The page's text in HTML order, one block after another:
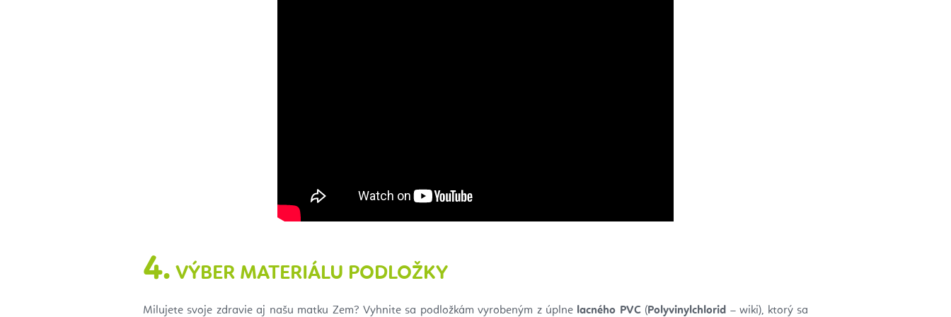
4. VÝBER MATERIÁLU PODLOŽKY
Milujete svoje zdravie aj našu matku Zem? Vyhnite sa podložkám vyrobeným z úplne lacného PVC(Polyvinylchlorid – wiki), ktorý sa